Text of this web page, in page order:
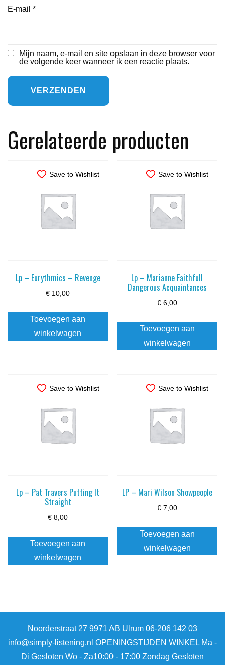
E-mail *
Mijn naam, e-mail en site opslaan in deze browser voor
de volgende keer wanneer ik een reactie plaats.
Gerelateerde producten
Save to Wishlist
Lp – Eurythmics – Revenge
€ 10,00
Toevoegen aan
winkelwagen
Save to Wishlist
Lp – Marianne Faithfull
Dangerous Acquaintances
€6,00
Toevoegen aan
winkelwagen
Save to Wishlist
Lp – Pat Travers Putting It
Straight
€ 8,00
Toevoegen aan
winkelwagen
Save to Wishlist
LP – Mari Wilson Showpeople
€7,00
Toevoegen aan
winkelwagen
Noorderstraat 27 9971 AB Ulrum 06-206 142 03
info@simply-listening.nl OPENINGSTIJDEN WINKEL Ma -
Di Gesloten Wo - Za10:00 - 17:00 Zondag Gesloten